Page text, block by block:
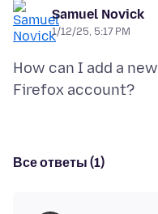
Samuel Novick
1/12/25, 5:17 PM
How can I add a
Все ответы (1)